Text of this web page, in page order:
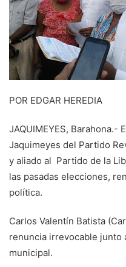
POR EDGAR HEREDIA
JAQUIMEYES, Barahona.-
Jaquimeyes del Partido
y aliado al Partido de la
las pasadas elecciones,
política.
Carlos Valentín Batista
renuncia irrevocable
municipal.